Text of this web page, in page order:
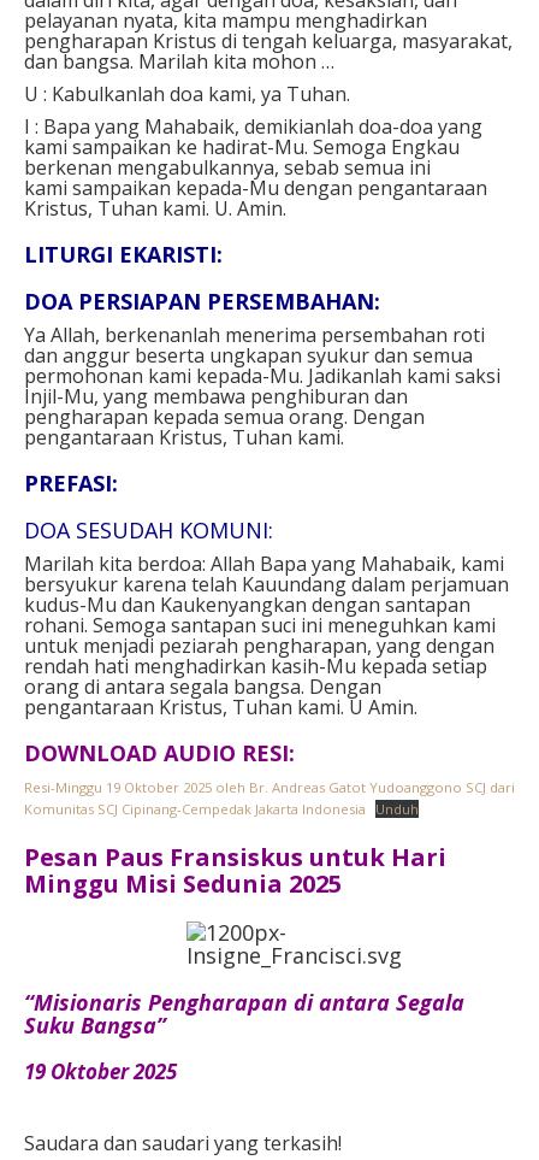
pelayanan nyata, kita mampu menghadirkan
pengharapan Kristus di tengah keluarga, masyarakat,
dan bangsa. Marilah kita mohon …
U : Kabulkanlah doa kami, ya Tuhan.
I : Bapa yang Mahabaik, demikianlah doa-doa yang
kami sampaikan ke hadirat-Mu. Semoga Engkau
berkenan mengabulkannya, sebab semua ini
kami sampaikan kepada-Mu dengan pengantaraan
Kristus, Tuhan kami. U. Amin.
LITURGI EKARISTI:
DOA PERSIAPAN PERSEMBAHAN:
Ya Allah, berkenanlah menerima persembahan roti
dan anggur beserta ungkapan syukur dan semua
permohonan kami kepada-Mu. Jadikanlah kami saksi
Injil-Mu, yang membawa penghiburan dan
pengharapan kepada semua orang. Dengan
pengantaraan Kristus, Tuhan kami.
PREFASI:
DOA SESUDAH KOMUNI:
Marilah kita berdoa: Allah Bapa yang Mahabaik, kami
bersyukur karena telah Kauundang dalam perjamuan
kudus-Mu dan Kaukenyangkan dengan santapan
rohani. Semoga santapan suci ini meneguhkan kami
untuk menjadi peziarah pengharapan, yang dengan
rendah hati menghadirkan kasih-Mu kepada setiap
orang di antara segala bangsa. Dengan
pengantaraan Kristus, Tuhan kami. U Amin.
DOWNLOAD AUDIO RESI:
Resi-Minggu 19 Oktober 2025 oleh Br. Andreas Gatot Yudoanggono SCJ dari
Komunitas SCJ Cipinang-Cempedak Jakarta Indonesia
Unduh
Pesan Paus Fransiskus untuk Hari
Minggu Misi Sedunia 2025
“Misionaris Pengharapan di antara Segala
Suku Bangsa”
19 Oktober 2025
Saudara dan saudari yang terkasih!